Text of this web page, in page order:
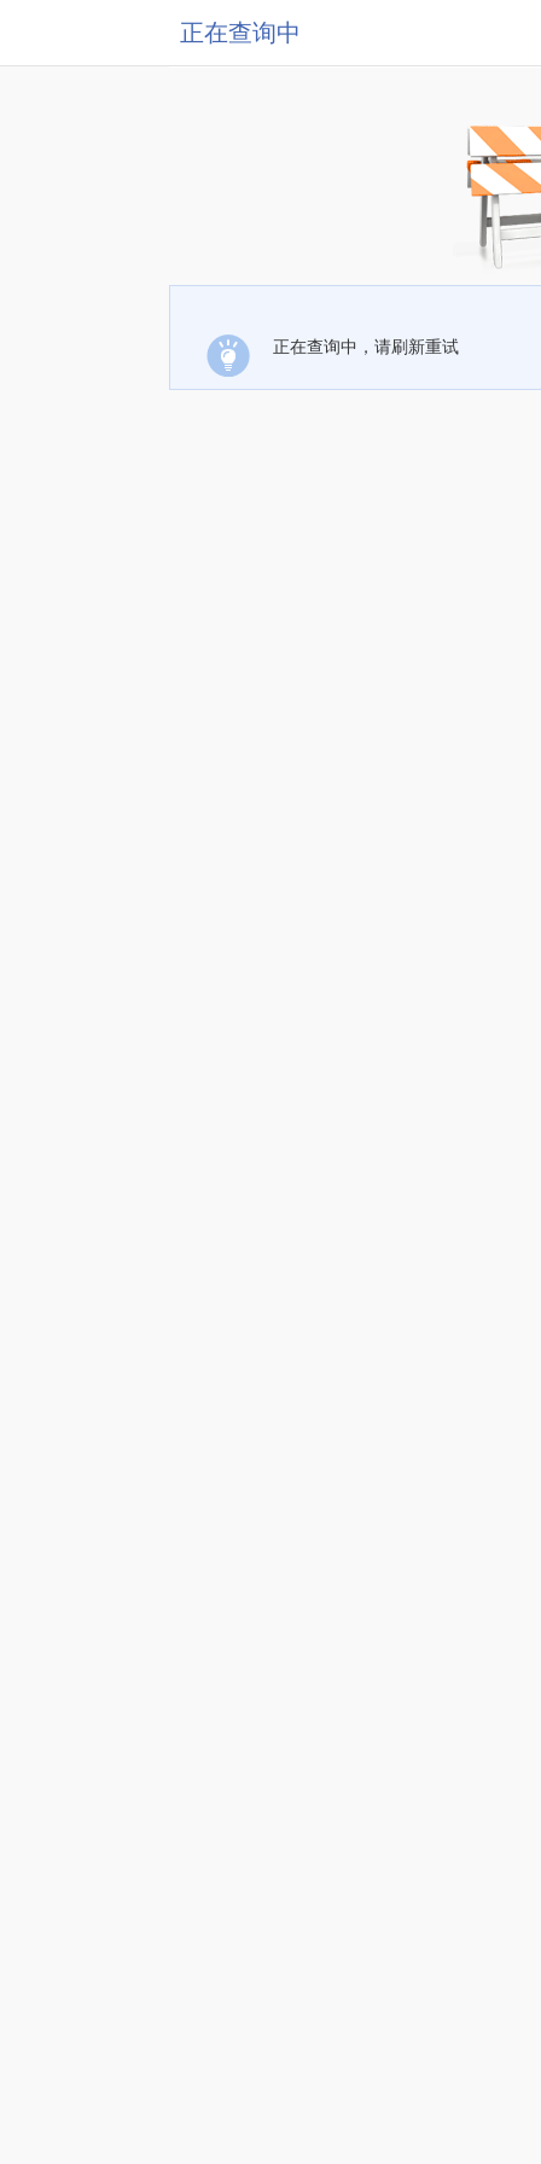
正在查询中
正在查询中，请刷新重试